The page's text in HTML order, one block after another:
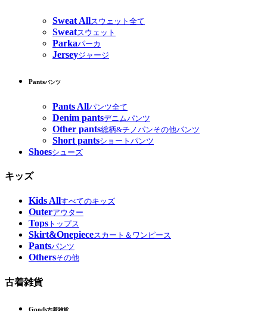
Sweat Allスウェット全て
Sweatスウェット
Parkaパーカ
Jerseyジャージ
Pantsパンツ
Pants Allパンツ全て
Denim pantsデニムパンツ
Other pants総柄&チノパンその他パンツ
Short pantsショートパンツ
Shoesシューズ
キッズ
Kids Allすべてのキッズ
Outerアウター
Tops トップス
Skirt&Onepieceスカート＆ワンピース
Pantsパンツ
Othersその他
古着雑貨
Goods